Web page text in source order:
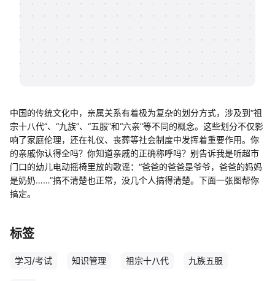
中国的传统文化中，亲属关系有着极为复杂的划分方式，涉及到“祖
宗十八代”、“九族”、“五服”和“六亲”等不同的概念。这些划分不仅影
响了家庭伦理，还在礼仪、丧葬等社会制度中发挥着重要作用。你
的亲戚你认得全吗？你知道亲戚的正确称呼吗？别告诉我是听超市
门口的幼儿电动摇椅里放的歌谣：“爸爸的爸爸是爷爷，爸爸的妈妈
是奶奶……”搞不清楚也正常，没几个人搞得清楚。下面一张图帮你
搞定。
标签
学习/考试 知识管理 祖宗十八代 九族五服